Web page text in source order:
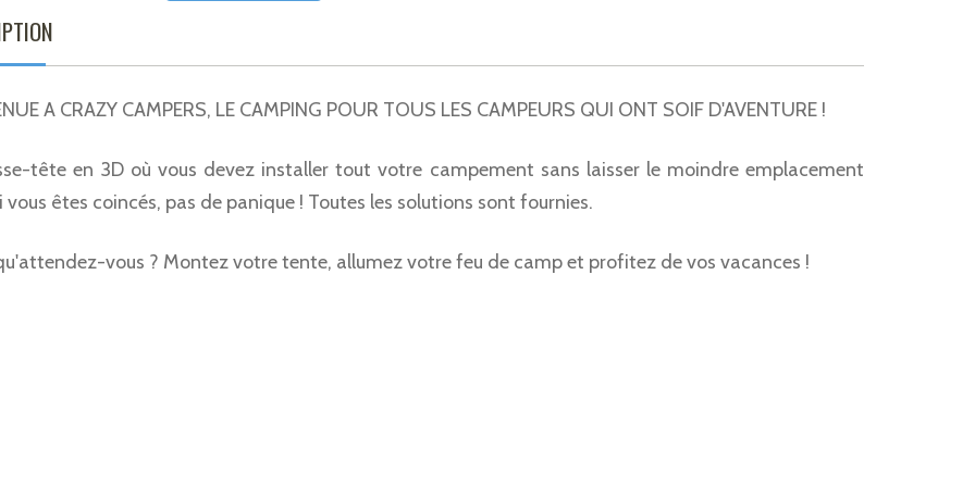
A CRAZY CAMPERS, LE CAMPING POUR TOUS LES CAMPEURS QUI ONT SOIF D'AVENTURE !
tête en 3D où vous devez installer tout votre campement sans laisser le moindre emplacement
vous êtes coincés, pas de panique ! Toutes les solutions sont fournies.
vous ? Montez votre tente, allumez votre feu de camp et profitez de vos vacances !